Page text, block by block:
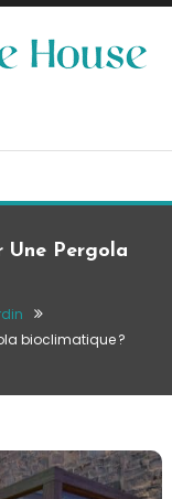
Une Pergola
bioclimatique ?